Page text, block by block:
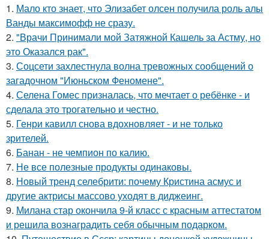
1. Мало кто знает, что Элизабет олсен получила роль алы
Ванды максимофф не сразу.
2. "Врачи Принимали мой Затяжной Кашель за Астму, но
это Оказался рак".
3. Соцсети захлестнула волна тревожных сообщений о
загадочном "Июньском Феномене".
4. Селена Гомес призналась, что мечтает о ребёнке - и
сделала это трогательно и честно.
5. Генри кавилл снова вдохновляет - и не только
зрителей.
6. Банан - не чемпион по калию.
7. Не все полезные продукты одинаковы.
8. Новый тренд селебрити: почему Кристина асмус и
другие актрисы массово уходят в диджеинг.
9. Милана стар окончила 9-й класс с красным аттестатом
и решила вознаградить себя обычным подарком.